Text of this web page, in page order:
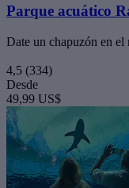
Parque acuático
Date un chapuzón en
4,5 (334)
Desde
49,99 US$